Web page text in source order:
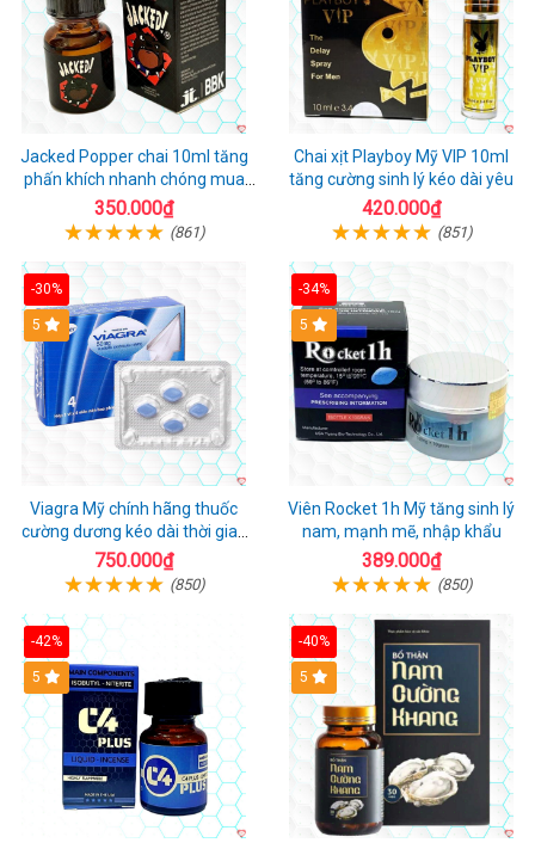
Jacked Popper chai 10ml tăng
phấn khích nhanh chóng mua
ngay
350.000₫
(861)
Chai xịt Playboy Mỹ VIP 10ml
tăng cường sinh lý kéo dài yêu
420.000₫
(851)
-30%
5
Viagra Mỹ chính hãng thuốc
cường dương kéo dài thời gian
cho Nam nhập khẩu chính ngạch
750.000₫
(850)
-34%
5
Viên Rocket 1h Mỹ tăng sinh lý
nam, mạnh mẽ, nhập khẩu
389.000₫
(850)
-42%
5
-40%
5